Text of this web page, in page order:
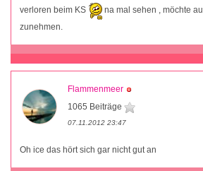
verloren beim KS
na mal sehen , möchte
zunehmen.
Flammenmeer
1065 Beiträge
07.11.2012 23:47
Oh ice das hört sich gar nicht gut an